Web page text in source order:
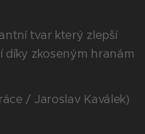
tvar který zlepší
díky zkoseným hranám
/ Jaroslav Kaválek)